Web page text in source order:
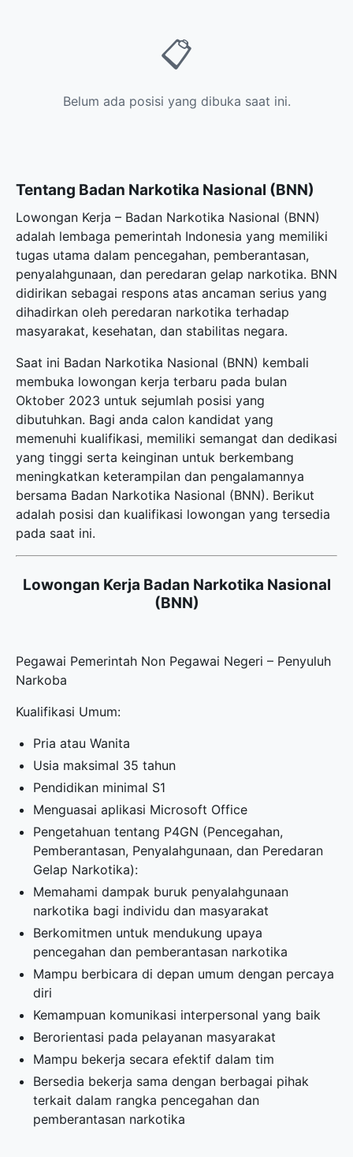
📋
Belum ada posisi yang dibuka saat ini.
Tentang Badan Narkotika Nasional (BNN)
Lowongan Kerja – Badan Narkotika Nasional (BNN)
adalah lembaga pemerintah Indonesia yang memiliki
tugas utama dalam pencegahan, pemberantasan,
penyalahgunaan, dan peredaran gelap narkotika. BNN
didirikan sebagai respons atas ancaman serius yang
dihadirkan oleh peredaran narkotika terhadap
masyarakat, kesehatan, dan stabilitas negara.
Saat ini Badan Narkotika Nasional (BNN) kembali
membuka lowongan kerja terbaru pada bulan
Oktober 2023 untuk sejumlah posisi yang
dibutuhkan. Bagi anda calon kandidat yang
memenuhi kualifikasi, memiliki semangat dan dedikasi
yang tinggi serta keinginan untuk berkembang
meningkatkan keterampilan dan pengalamannya
bersama Badan Narkotika Nasional (BNN). Berikut
adalah posisi dan kualifikasi lowongan yang tersedia
pada saat ini.
Lowongan Kerja Badan Narkotika Nasional
(BNN)
Pegawai Pemerintah Non Pegawai Negeri – Penyuluh
Narkoba
Kualifikasi Umum:
Pria atau Wanita
Usia maksimal 35 tahun
Pendidikan minimal S1
Menguasai aplikasi Microsoft Office
Pengetahuan tentang P4GN (Pencegahan,
Pemberantasan, Penyalahgunaan, dan Peredaran
Gelap Narkotika):
Memahami dampak buruk penyalahgunaan
narkotika bagi individu dan masyarakat
Berkomitmen untuk mendukung upaya
pencegahan dan pemberantasan narkotika
Mampu berbicara di depan umum dengan percaya
diri
Kemampuan komunikasi interpersonal yang baik
Berorientasi pada pelayanan masyarakat
Mampu bekerja secara efektif dalam tim
Bersedia bekerja sama dengan berbagai pihak
terkait dalam rangka pencegahan dan
pemberantasan narkotika